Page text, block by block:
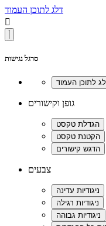
דלג לתוכן העמוד

סרגל נגישות
גופן וקישורים
צבעים